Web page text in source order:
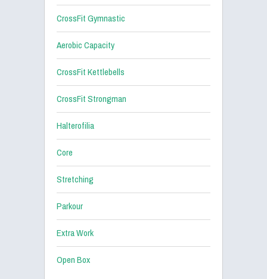
CrossFit Gymnastic
Aerobic Capacity
CrossFit Kettlebells
CrossFit Strongman
Halterofilia
Core
Stretching
Parkour
Extra Work
Open Box